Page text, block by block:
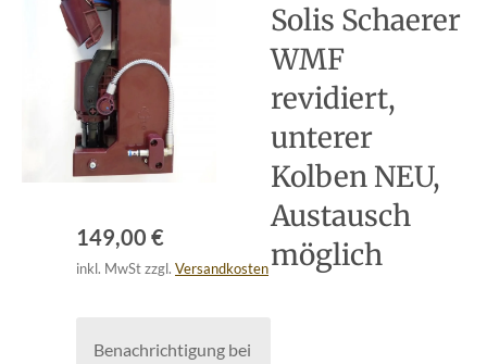
Solis Schaerer
WMF
revidiert,
unterer
Kolben NEU,
Austausch
möglich
149,00 €
inkl. MwSt zzgl. Versandkosten
Benachrichtigung bei